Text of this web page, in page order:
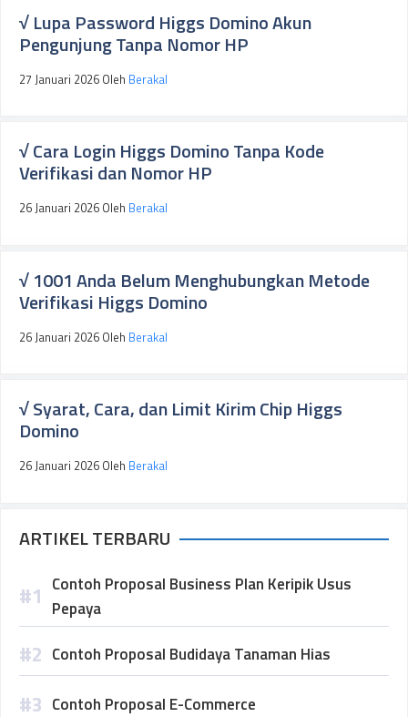
√ Lupa Password Higgs Domino Akun
Pengunjung Tanpa Nomor HP
27 Januari 2026 Oleh Berakal
√ Cara Login Higgs Domino Tanpa Kode
Verifikasi dan Nomor HP
26 Januari 2026 Oleh Berakal
√ 1001 Anda Belum Menghubungkan Metode
Verifikasi Higgs Domino
26 Januari 2026 Oleh Berakal
√ Syarat, Cara, dan Limit Kirim Chip Higgs
Domino
26 Januari 2026 Oleh Berakal
ARTIKEL TERBARU
Contoh Proposal Business Plan Keripik Usus
Pepaya
Contoh Proposal Budidaya Tanaman Hias
Contoh Proposal E-Commerce